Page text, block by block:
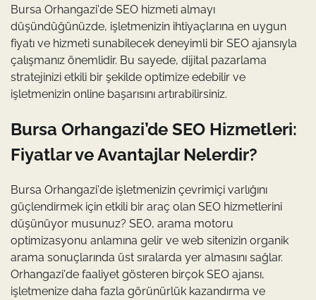
Bursa Orhangazi'de SEO hizmeti almayı
düşündüğünüzde, işletmenizin ihtiyaçlarına en uygun
fiyatı ve hizmeti sunabilecek deneyimli bir SEO ajansıyla
çalışmanız önemlidir. Bu sayede, dijital pazarlama
stratejinizi etkili bir şekilde optimize edebilir ve
işletmenizin online başarısını artırabilirsiniz.
Bursa Orhangazi’de SEO Hizmetleri:
Fiyatlar ve Avantajlar Nelerdir?
Bursa Orhangazi'de işletmenizin çevrimiçi varlığını
güçlendirmek için etkili bir araç olan SEO hizmetlerini
düşünüyor musunuz? SEO, arama motoru
optimizasyonu anlamına gelir ve web sitenizin organik
arama sonuçlarında üst sıralarda yer almasını sağlar.
Orhangazi'de faaliyet gösteren birçok SEO ajansı,
işletmenize daha fazla görünürlük kazandırma ve